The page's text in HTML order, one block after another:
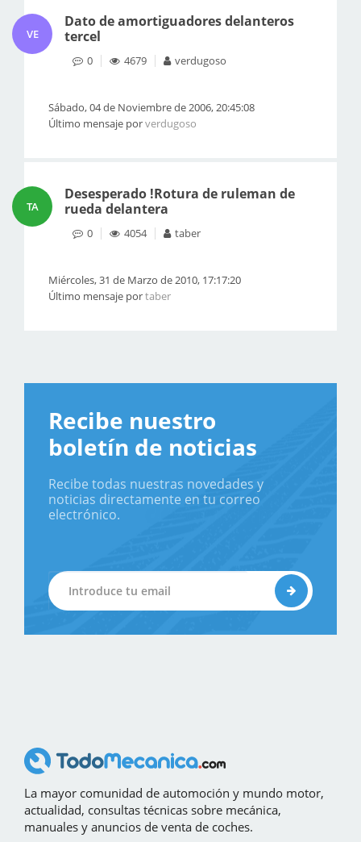
VE
Dato de amortiguadores delanteros
tercel
0 4679 verdugoso
Sábado, 04 de Noviembre de 2006, 20:45:08
Último mensaje porverdugoso
TA
Desesperado !Rotura de ruleman de
rueda delantera
0 4054 taber
Miércoles, 31 de Marzo de 2010, 17:17:20
Último mensaje portaber
Recibe nuestro
boletín de noticias
Recibe todas nuestras novedades y
noticias directamente en tu correo
electrónico.
La mayor comunidad de automoción y mundo motor,
actualidad, consultas técnicas sobre mecánica,
manuales y anuncios de venta de coches.